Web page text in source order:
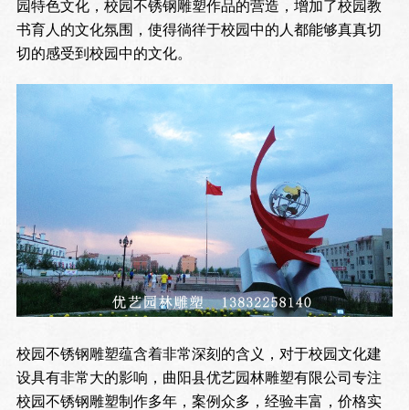
园特色文化，校园不锈钢雕塑作品的营造，增加了校园教
书育人的文化氛围，使得徜徉于校园中的人都能够真真切
切的感受到校园中的文化。
校园不锈钢雕塑蕴含着非常深刻的含义，对于校园文化建
设具有非常大的影响，曲阳县优艺园林雕塑有限公司专注
校园不锈钢雕塑制作多年，案例众多，经验丰富，价格实